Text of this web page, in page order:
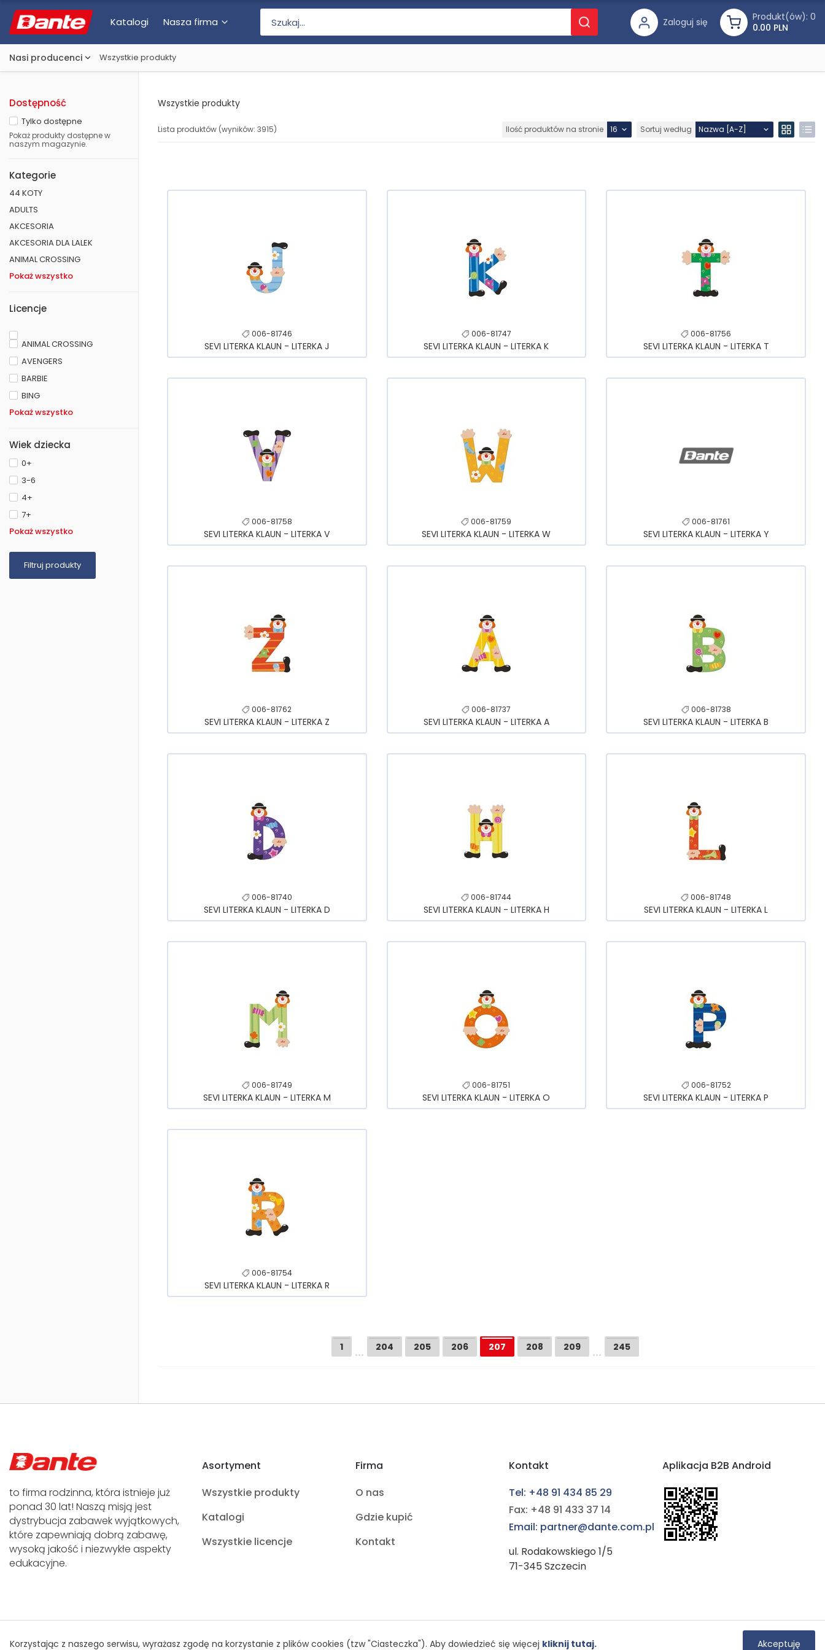
Katalogi Nasza firma Produkt(ów): 0
0.00 PLN
Nasi producenci Wszystkie produkty
Zaloguj się
Dostępność
Tylko dostępne
Pokaż produkty dostępne w
naszym magazynie.
Kategorie
44 KOTY
ADULTS
AKCESORIA
AKCESORIA DLA LALEK
ANIMAL CROSSING
Pokaż wszystko
Licencje
ANIMAL CROSSING
AVENGERS
BARBIE
BING
Pokaż wszystko
Wiek dziecka
0+
3-6
4+
7+
Pokaż wszystko
Wszystkie produkty
Lista produktów (wyników: 3915) Ilość produktów na stronie Sortuj według
006-81746
SEVI LITERKA KLAUN - LITERKA J
006-81747
SEVI LITERKA KLAUN - LITERKA K
006-81756
SEVI LITERKA KLAUN - LITERKA T
006-81758
SEVI LITERKA KLAUN - LITERKA V
006-81759
SEVI LITERKA KLAUN - LITERKA W
006-81761
SEVI LITERKA KLAUN - LITERKA Y
006-81762
SEVI LITERKA KLAUN - LITERKA Z
006-81737
SEVI LITERKA KLAUN - LITERKA A
006-81738
SEVI LITERKA KLAUN - LITERKA B
006-81740
SEVI LITERKA KLAUN - LITERKA D
006-81744
SEVI LITERKA KLAUN - LITERKA H
006-81748
SEVI LITERKA KLAUN - LITERKA L
006-81749
SEVI LITERKA KLAUN - LITERKA M
006-81751
SEVI LITERKA KLAUN - LITERKA O
006-81752
SEVI LITERKA KLAUN - LITERKA P
006-81754
SEVI LITERKA KLAUN - LITERKA R
1 … 204 205 206 207 208 209 … 245
to firma rodzinna, która istnieje już
ponad 30 lat! Naszą misją jest
dystrybucja zabawek wyjątkowych,
które zapewniają dobrą zabawę,
wysoką jakość i niezwykłe aspekty
edukacyjne.
Asortyment
Wszystkie produkty
Katalogi
Wszystkie licencje
Firma
O nas
Gdzie kupić
Kontakt
Kontakt
Tel: +48 91 434 85 29
Fax: +48 91 433 37 14
Email: partner@dante.com.pl
ul. Rodakowskiego 1/5
71-345 Szczecin
Aplikacja B2B Android
Polityka Prywatności © Prawa autorskie Dante 2021 YouTube
Korzystając z naszego serwisu, wyrażasz zgodę na korzystanie z plików cookies (tzw "Ciasteczka"). Aby dowiedzieć się więcej kliknij tutaj. Akceptuję